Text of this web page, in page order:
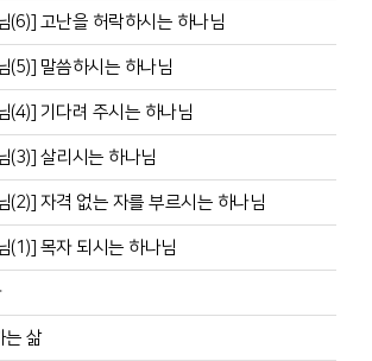
(6)] 고난을 허락하시는 하나님
(5)] 말씀하시는 하나님
(4)] 기다려 주시는 하나님
(3)] 살리시는 하나님
(2)] 자격 없는 자를 부르시는 하나님
(1)] 목자 되시는 하나님
는 삶